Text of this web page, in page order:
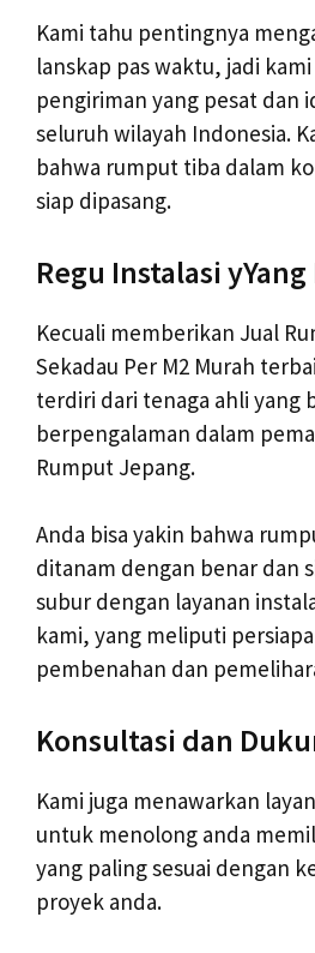
Kami tahu pentingnya
lanskap pas waktu, jadi
pengiriman yang pesat dan
seluruh wilayah Indonesia.
bahwa rumput tiba dalam
siap dipasang.
Regu Instalasi
Kecuali memberikan Jual
Sekadau Per M2 Murah
terdiri dari tenaga ahli yang
berpengalaman dalam
Rumput Jepang.
Anda bisa yakin bahwa
ditanam dengan benar dan
subur dengan layanan
kami, yang meliputi
pembenahan dan
Konsultasi dan
Kami juga menawarkan
untuk menolong anda
yang paling sesuai dengan
proyek anda.